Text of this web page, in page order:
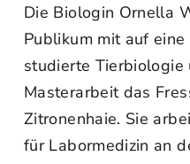
Die Biologin Ornella
Publikum mit auf
studierte Tierbiologie
Masterarbeit das
Zitronenhaie. Sie
für Labormedizin an